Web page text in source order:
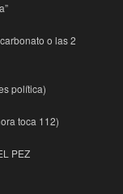
o las 2
política)
toca 112)
PEZ